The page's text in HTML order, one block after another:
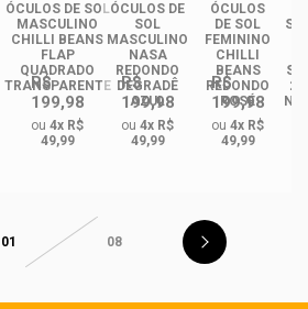
ÓCULOS DE SOL
MASCULINO
CHILLI BEANS
FLAP
QUADRADO
TRANSPARENTE
R$
199,98
ou 4x R$
49,99
ÓCULOS DE
SOL
MASCULINO
NASA
REDONDO
DEGRADÊ
AZUL
R$
199,98
ou 4x R$
49,99
ÓCULOS
DE SOL
FEMININO
CHILLI
BEANS
REDONDO
ROSÉ
R$
199,98
ou 4x R$
49,99
01 08